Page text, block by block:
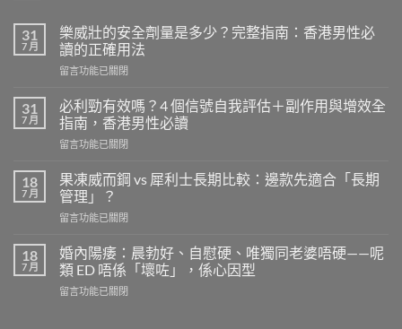
31
7 月
樂威壯的安全劑量是多少？完整指南：香港男性必
讀的正確用法
在
威
壯
的
安
劑
量
是
多
完
整
南：
留言功能已關閉
31
7 月
必利勁有效嗎？4 個信號自我評估＋副作用與增效全
指南，香港男性必讀
在
利
勁
有
效
4
個
信
號
留言功能已關閉
18
7 月
果凍威而鋼 vs 犀利士長期比較：邊款先適合「長期
管理」？
在
凍
威
而
鋼
留言功能已關閉
18
7 月
婚內陽痿：晨勃好、自慰硬、唯獨同老婆唔硬——呢
類 ED 唔係「壞咗」，係心因型
在
留言功能已關閉